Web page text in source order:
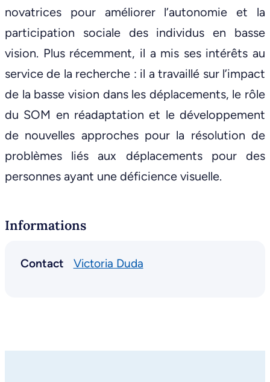
novatrices pour améliorer l’autonomie et la
participation sociale des individus en basse
vision. Plus récemment, il a mis ses intérêts au
service de la recherche : il a travaillé sur l’impact
de la basse vision dans les déplacements, le rôle
du SOM en réadaptation et le développement
de nouvelles approches pour la résolution de
problèmes liés aux déplacements pour des
personnes ayant une déficience visuelle.
Informations
Contact Victoria Duda